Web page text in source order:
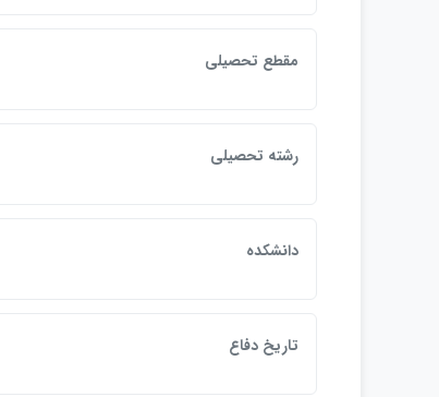
مقطع تحصيلي
رشته تحصيلي
دانشكده
تاريخ دفاع